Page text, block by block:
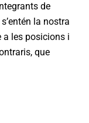
de
la nostra
a les posicions i
que